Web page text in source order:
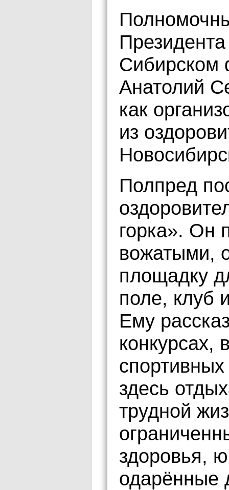
Сибирском
Анатолий
как
из
Полпред
горка». Он
вожатыми,
площадку
поле, клуб
Ему
конкурсах,
здесь
трудной
здоровья,
одарённые